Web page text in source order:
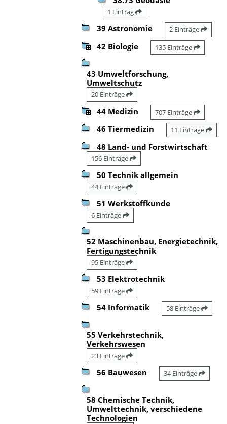
1 Eintrag
39 Astronomie 2 Einträge
42 Biologie 135 Einträge
43 Umweltforschung,
Umweltschutz
20 Einträge
44 Medizin 707 Einträge
46 Tiermedizin 11 Einträge
48 Land- und Forstwirtschaft
156 Einträge
50 Technik allgemein
44 Einträge
51 Werkstoffkunde
6 Einträge
52 Maschinenbau, Energietechnik,
Fertigungstechnik
95 Einträge
53 Elektrotechnik
59 Einträge
54 Informatik 58 Einträge
55 Verkehrstechnik,
Verkehrswesen
23 Einträge
56 Bauwesen 34 Einträge
58 Chemische Technik,
Umwelttechnik, verschiedene
Technologien